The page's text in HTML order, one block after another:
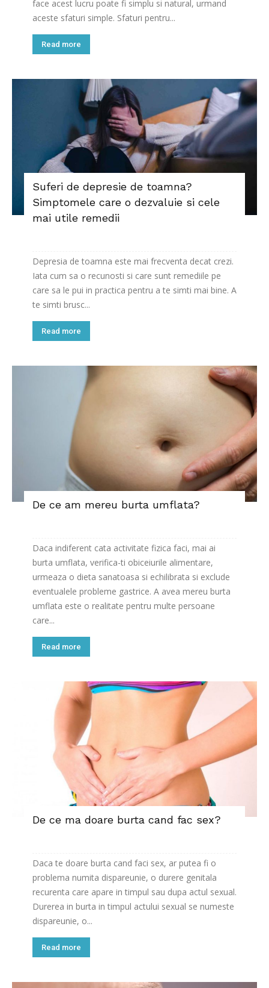
face acest lucru poate fi simplu si natural, urmand
aceste sfaturi simple. Sfaturi pentru...
Read more
Suferi de depresie de toamna?
Simptomele care o dezvaluie si cele
mai utile remedii
Depresia de toamna este mai frecventa decat crezi.
Iata cum sa o recunosti si care sunt remediile pe
care sa le pui in practica pentru a te simti mai bine. A
te simti brusc...
Read more
De ce am mereu burta umflata?
Daca indiferent cata activitate fizica faci, mai ai
burta umflata, verifica-ti obiceiurile alimentare,
urmeaza o dieta sanatoasa si echilibrata si exclude
eventualele probleme gastrice. A avea mereu burta
umflata este o realitate pentru multe persoane
care...
Read more
De ce ma doare burta cand fac sex?
Daca te doare burta cand faci sex, ar putea fi o
problema numita dispareunie, o durere genitala
recurenta care apare in timpul sau dupa actul sexual.
Durerea in burta in timpul actului sexual se numeste
dispareunie, o...
Read more